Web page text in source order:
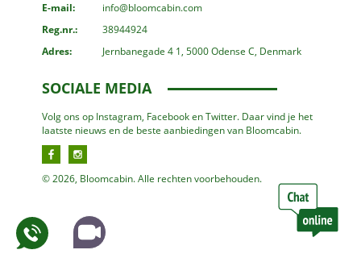
E-mail:
info@bloomcabin.com
Reg.nr.:
38944924
Adres:
Jernbanegade 4 1, 5000 Odense C, Denmark
SOCIALE MEDIA
Volg ons op Instagram, Facebook en Twitter. Daar vind je het
laatste nieuws en de beste aanbiedingen van Bloomcabin.
© 2026, Bloomcabin. Alle rechten voorbehouden.